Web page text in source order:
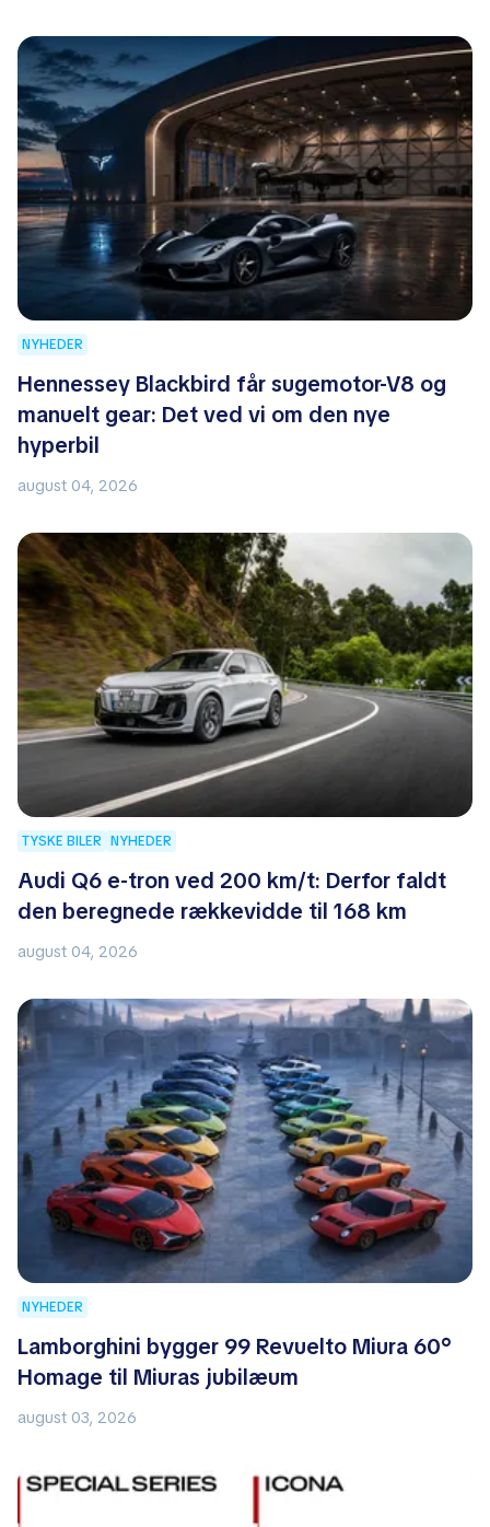
NYHEDER
Hennessey Blackbird får sugemotor-V8 og
manuelt gear: Det ved vi om den nye
hyperbil
august 04, 2026
TYSKE BILER NYHEDER
Audi Q6 e-tron ved 200 km/t: Derfor faldt
den beregnede rækkevidde til 168 km
august 04, 2026
NYHEDER
Lamborghini bygger 99 Revuelto Miura 60°
Homage til Miuras jubilæum
august 03, 2026